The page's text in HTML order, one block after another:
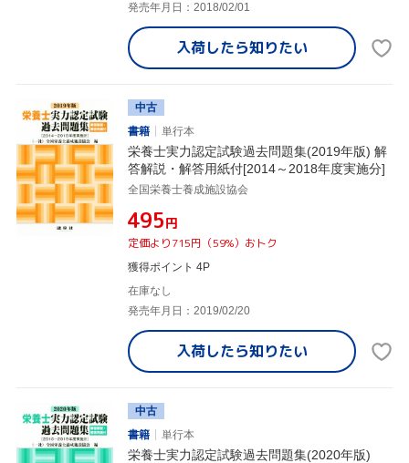
発売年月日：2018/02/01
入荷したら知りたい
中古
書籍
単行本
栄養士実力認定試験過去問題集(2019年版) 解
答解説・解答用紙付[2014～2018年度実施分]
全国栄養士養成施設協会
¥495円
定価より715円（59%）おトク
獲得ポイント 4P
在庫なし
発売年月日：2019/02/20
入荷したら知りたい
中古
書籍
単行本
栄養士実力認定試験過去問題集(2020年版)